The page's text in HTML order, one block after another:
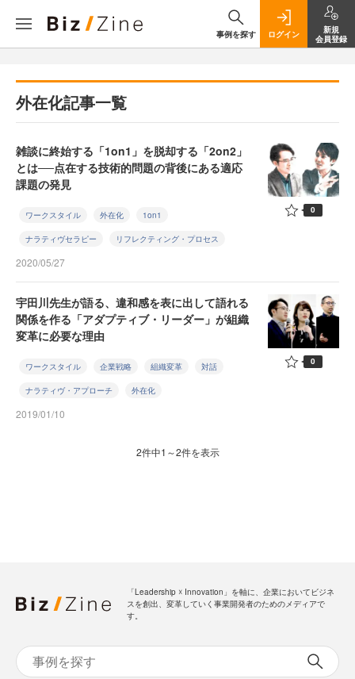
事例を探す ログイン
新規
会員登録
外在化記事一覧
雑談に終始する「1on1」を脱却する「2on2」
とは──点在する技術的問題の背後にある適応
課題の発見
ワークスタイル 外在化 1on1
ナラティヴセラピー リフレクティング・プロセス
2020/05/27
0
宇田川先生が語る、違和感を表に出して語れる
関係を作る「アダプティブ・リーダー」が組織
変革に必要な理由
ワークスタイル 企業戦略 組織変革 対話
ナラティヴ・アプローチ 外在化
2019/01/10
0
2件中1～2件を表示
「Leadership ☓ Innovation」を軸に、企業においてビジネ
スを創出、変革していく事業開発者のためのメディアで
す。